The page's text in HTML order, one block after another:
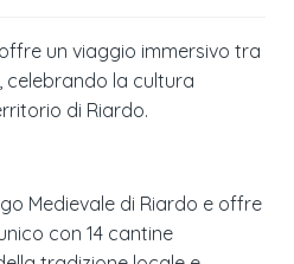
un viaggio immersivo tra
celebrando la cultura
di Riardo.
Medievale di Riardo e offre
con 14 cantine